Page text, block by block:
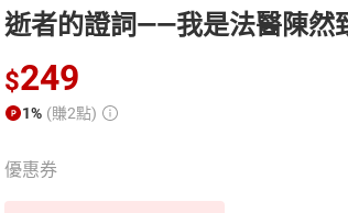
逝者的證詞——我是法醫陳然
$249
1% (賺2點)
優惠券